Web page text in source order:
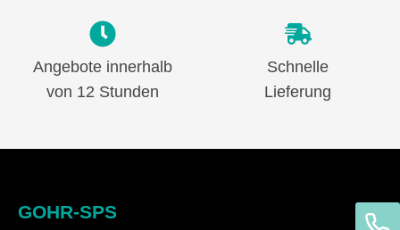
Angebote innerhalb
von 12 Stunden
Schnelle
Lieferung
GOHR-SPS